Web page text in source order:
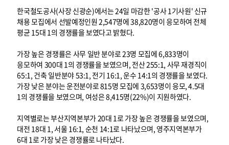
한국철도공사(사장 신광순)에서는 24일 마감한 '공사 1기사원' 신규
채용 모집에서 선발예정인원 2,547명에 38,820명이 응모하여 전체
평균 15대 1의 경쟁률을 보였다고 밝혔다.
가장 높은 경쟁률은 사무 일반 분야로 23명 모집에 6,833명이
응모하여 300대 1의 경쟁률을 보였으며, 전산 255:1, 사무 재경직이
65:1, 건축 일반분야 53:1, 전기 16:1, 운수 14:1의 경쟁률을 보였다.
가장 낮은 분야는 운전분야로 815명 모집에 3,653명이 응모, 4.5대
1의 경쟁률을 보였으며, 여성은 8,415명(22%)이 지원하였다.
지역별로는 부산지역본부가 20대 1로 가장 높은 경쟁률을 보였으며,
대전 18대 1, 서울 16:1, 순천 14:1로 나타났으며, 영주지역본부가
6대 1로 가장 낮은 경쟁률로 나타났다.